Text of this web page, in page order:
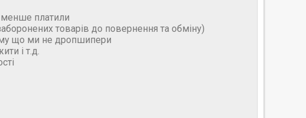
платили
товарів до повернення та обміну)
що ми не дропшипери
і т.д.